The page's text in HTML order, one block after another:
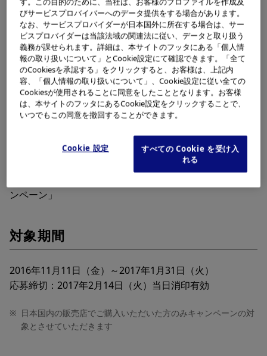
種キットをお買い上げの上、ご応募いただいたお客様を対
象としたキャッシュバックキャンペーンを11月11日
（金）から実施します。
キャンペーン概要
ンペーン」
対象期間
2016年11月11日（金）～2017年1月31日（火）
応募締切：2017年2月14日（火）当日消印有効
※ 日本国内の販売店でご購入いただいた方のみキャンペーンの対
象とさせていただきます
びサービスプロバイバーへのデータ提供をする場合があります。
なお、サービスプロバイダーが日本国外に所在する場合は、サー
ビスプロバイダーは当該法域の関連法に従い、データと取り扱う
義務が課せられます。詳細は、本サイトのフッタにある「個人情
報の取り扱いについて」とCookie設定にて確認できます。「全て
のCookiesを承認する」をクリックすると、お客様は、上記内
容、「個人情報の取り扱いについて」、Cookie設定に従い全ての
Cookiesが使用されることに同意をしたこととなります。お客様
は、本サイトのフッタにあるCookie設定をクリックすることで、
いつでもこの同意を撤回することができます。
Cookie 設定
すべての Cookie を受け入
れる